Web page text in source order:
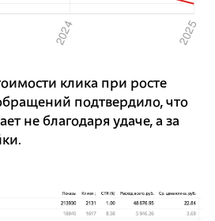
клика при росте
подтвердило, что
не благодаря удаче, а за